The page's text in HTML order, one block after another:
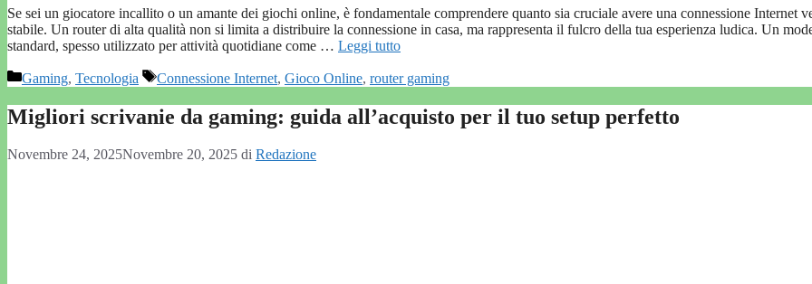
Se sei un giocatore incallito o un amante dei giochi online, è fondamentale comprendere quanto sia cruciale avere una connessione Internet
stabile. Un router di alta qualità non si limita a distribuire la connessione in casa, ma rappresenta il fulcro della tua esperienza ludica. Un
standard, spesso utilizzato per attività quotidiane come … Leggi tutto
Categorie
Gaming, Tecnologia Tag
Connessione Internet, Gioco Online, router gaming
Migliori scrivanie da gaming: guida all’acquisto per il tuo setup perfetto
Novembre 24, 2025Novembre 20, 2025 di Redazione